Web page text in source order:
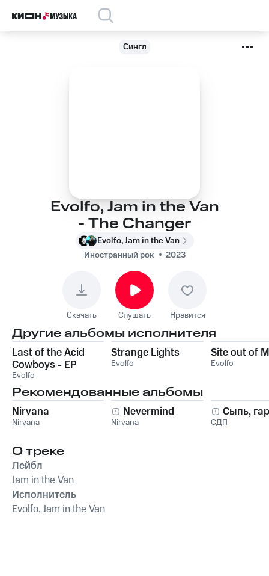
Сингл
Evolfo, Jam in the Van
- The Changer
Evolfo, Jam in the Van
Иностранный рок
2023
Скачать Слушать Нравится
Другие альбомы исполнителя
Last of the Acid
Cowboys - EP
Evolfo
Strange Lights
Evolfo
Site out of
Evolfo
Рекомендованные альбомы
Nirvana
Nirvana
Nevermind
Nirvana
Сыпь,
СДП
О треке
Лейбл
Jam in the Van
Исполнитель
Evolfo, Jam in the Van